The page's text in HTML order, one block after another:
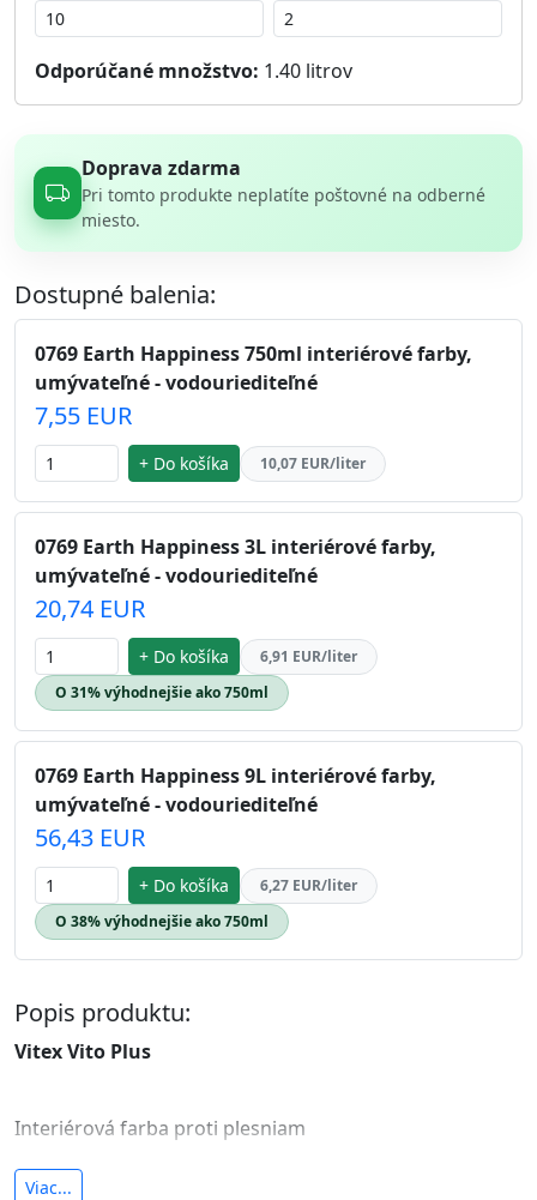
Odporúčané množstvo: 1.40 litrov
Doprava zdarma
Pri tomto produkte neplatíte poštovné na odberné
miesto.
Dostupné balenia:
0769 Earth Happiness 750ml interiérové farby,
umývateľné - vodouriediteľné
7,55 EUR
+ Do košíka 10,07 EUR/liter
0769 Earth Happiness 3L interiérové farby,
umývateľné - vodouriediteľné
20,74 EUR
+ Do košíka
6,91 EUR/liter
O 31% výhodnejšie ako 750ml
0769 Earth Happiness 9L interiérové farby,
umývateľné - vodouriediteľné
56,43 EUR
+ Do košíka
6,27 EUR/liter
O 38% výhodnejšie ako 750ml
Popis produktu:
Vitex Vito Plus
Interiérová farba proti plesniam
antibakteriálna a umývateľná
Viac...